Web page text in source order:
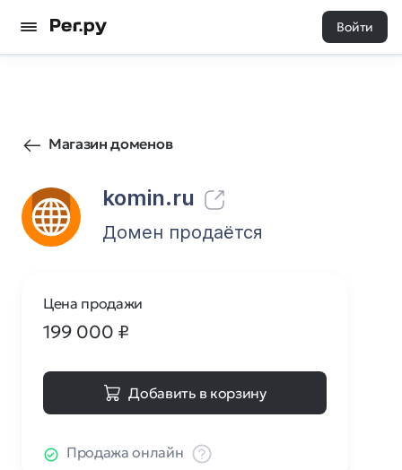
Войти
Магазин доменов
komin.ru
200 0
Домен продаётся
Цена продажи
199 000 ₽
Добавить в корзину
Продажа онлайн